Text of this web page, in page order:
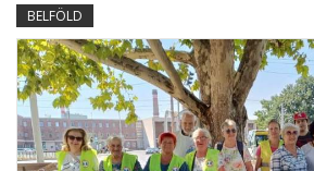
BELFÖLD